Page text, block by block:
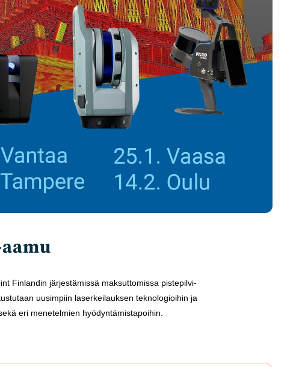
Finlandin järjestämissä maksuttomissa pistepilvi-
uusimpiin laserkeilauksen teknologioihin ja
eri menetelmien hyödyntämistapoihin.